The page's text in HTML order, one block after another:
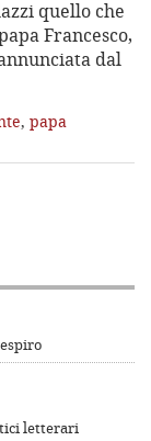
quello che
Francesco,
dal
, papa
letterari